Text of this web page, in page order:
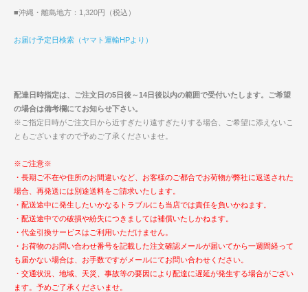
■沖縄・離島地方：1,320円（税込）
お届け予定日検索（ヤマト運輸HPより）
配達日時指定は、ご注文日の5日後～14日後以内の範囲で受付いたします。ご希望
の場合は備考欄にてお知らせ下さい。
※ご指定日時がご注文日から近すぎたり遠すぎたりする場合、ご希望に添えないこ
ともございますので予めご了承くださいませ。
※ご注意※
・長期ご不在や住所のお間違いなど、お客様のご都合でお荷物が弊社に返送された
場合、再発送には別途送料をご請求いたします。
・配送途中に発生したいかなるトラブルにも当店では責任を負いかねます。
・配送途中での破損や紛失につきましては補償いたしかねます。
・代金引換サービスはご利用いただけません。
・お荷物のお問い合わせ番号を記載した注文確認メールが届いてから一週間経って
も届かない場合は、お手数ですがメールにてお問い合わせください。
・交通状況、地域、天災、事故等の要因により配達に遅延が発生する場合がござい
ます。予めご了承くださいませ。